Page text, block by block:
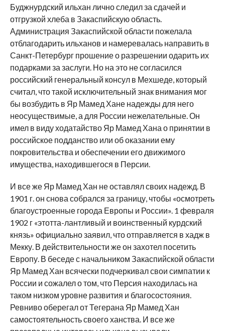
Буджнурдский ильхан лично следил за сдачей и
отгрузкой хлеба в Закаспийскую область.
Администрация Закаспийской области пожелала
отблагодарить ильханов и намеревалась направить в
Санкт-Петербург прошение о разрешении одарить их
подарками за заслуги. Но на это не согласился
российский генеральный консул в Мехшеде, который
считал, что такой исключительный знак внимания мог
бы возбудить в Яр Мамед Хане надежды для него
неосуществимые, а для России нежелательные. Он
имел в виду ходатайство Яр Мамед Хана о принятии в
российское подданство или об оказании ему
покровительства и обеспечении его движимого
имущества, находившегося в Персии.
И все же Яр Мамед Хан не оставлял своих надежд. В
1901 г. он снова собрался за границу, чтобы «осмотреть
благоустроенные города Европы и России». 1 февраля
1902 г «этотта-лантливый и воинственный курдский
князь» официально заявил, что отправляется в хадж в
Мекку. В действительности же он захотел посетить
Европу. В беседе с начальником Закаспийской области
Яр Мамед Хан всячески подчеркивал свои симпатии к
России и сожалел о том, что Персия находилась на
таком низком уровне развития и благосостояния.
Ревниво оберегал от Тегерана Яр Мамед Хан
самостоятельность своего ханства. И все же